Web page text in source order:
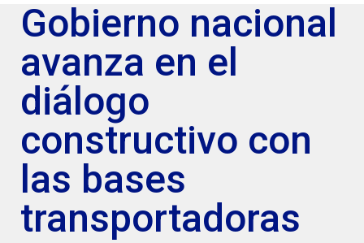
Gobierno nacional
avanza en el
diálogo
constructivo con
las bases
transportadoras